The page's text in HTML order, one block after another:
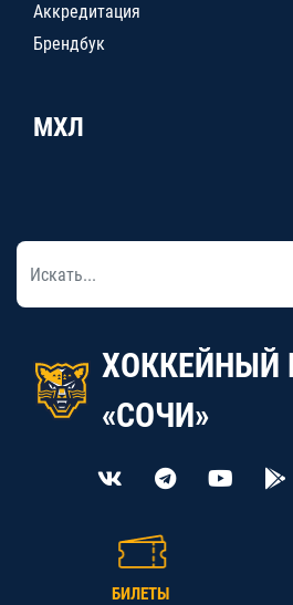
Аккредитация
Брендбук
МХЛ
ХОККЕЙНЫЙ
«СОЧИ»
БИЛЕТЫ